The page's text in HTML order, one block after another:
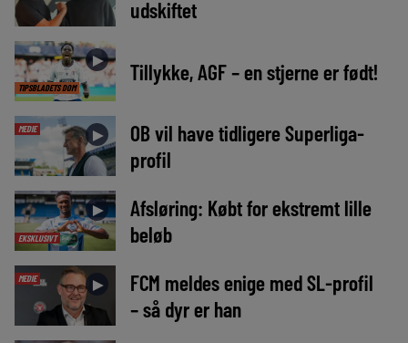
udskiftet
TIPSBLADETS DOM
► Tillykke, AGF – en stjerne er født!
MEDIE ►
OB vil have tidligere Superliga-
profil
EKSKLUSIVT
►
Afsløring: Købt for ekstremt lille
beløb
MEDIE ►
FCM meldes enige med SL-profil
– så dyr er han